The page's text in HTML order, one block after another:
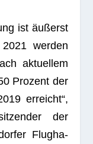
ist äußerst
wer­den
aktu­el­lem
Pro­zent der
erreicht“,
der
Flug­ha­